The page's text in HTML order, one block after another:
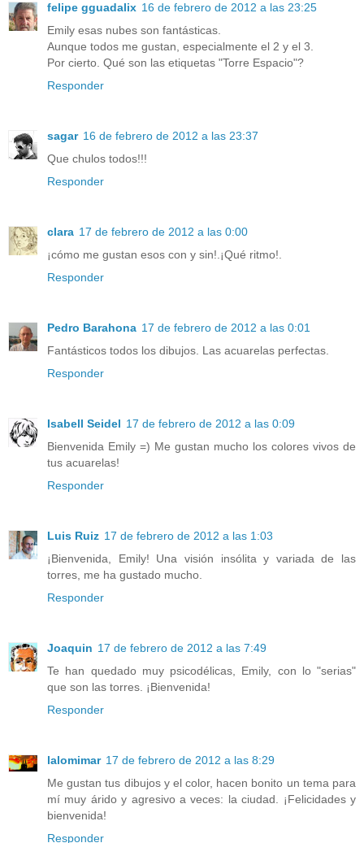
felipe gguadalix 16 de febrero de 2012 a las 23:25
Emily esas nubes son fantásticas.
Aunque todos me gustan, especialmente el 2 y el 3.
Por cierto. Qué son las etiquetas "Torre Espacio"?
Responder
sagar 16 de febrero de 2012 a las 23:37
Que chulos todos!!!
Responder
clara 17 de febrero de 2012 a las 0:00
¡cómo me gustan esos con y sin!.¡Qué ritmo!.
Responder
Pedro Barahona 17 de febrero de 2012 a las 0:01
Fantásticos todos los dibujos. Las acuarelas perfectas.
Responder
Isabell Seidel 17 de febrero de 2012 a las 0:09
Bienvenida Emily =) Me gustan mucho los colores vivos de
tus acuarelas!
Responder
Luis Ruiz 17 de febrero de 2012 a las 1:03
¡Bienvenida, Emily! Una visión insólita y variada de las
torres, me ha gustado mucho.
Responder
Joaquin 17 de febrero de 2012 a las 7:49
Te han quedado muy psicodélicas, Emily, con lo "serias"
que son las torres. ¡Bienvenida!
Responder
lalomimar 17 de febrero de 2012 a las 8:29
Me gustan tus dibujos y el color, hacen bonito un tema para
mí muy árido y agresivo a veces: la ciudad. ¡Felicidades y
bienvenida!
Responder